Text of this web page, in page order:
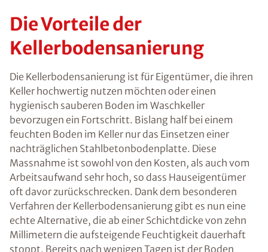
Die Vorteile der
Kellerbodensanierung
Die Kellerbodensanierung ist für Eigentümer, die ihren
Keller hochwertig nutzen möchten oder einen
hygienisch sauberen Boden im Waschkeller
bevorzugen ein Fortschritt. Bislang half bei einem
feuchten Boden im Keller nur das Einsetzen einer
nachträglichen Stahlbetonbodenplatte. Diese
Massnahme ist sowohl von den Kosten, als auch vom
Arbeitsaufwand sehr hoch, so dass Hauseigentümer
oft davor zurückschrecken. Dank dem besonderen
Verfahren der Kellerbodensanierung gibt es nun eine
echte Alternative, die ab einer Schichtdicke von zehn
Millimetern die aufsteigende Feuchtigkeit dauerhaft
stoppt. Bereits nach wenigen Tagen ist der Boden